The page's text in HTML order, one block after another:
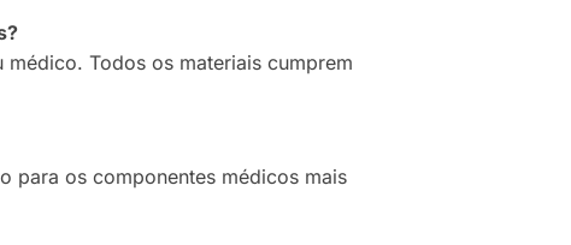
Todos os materiais cumprem
para os componentes médicos mais